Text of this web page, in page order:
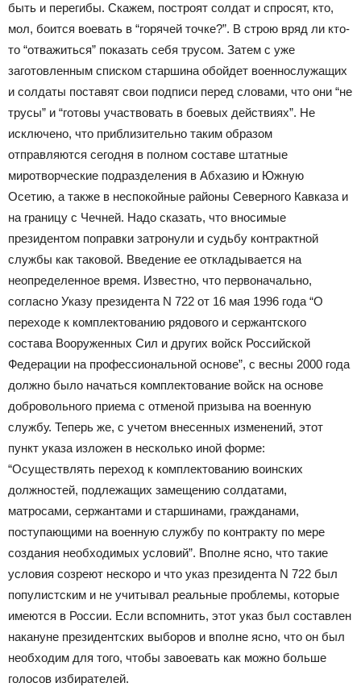
быть и перегибы. Скажем, построят солдат и спросят, кто,
мол, боится воевать в “горячей точке?”. В строю вряд ли кто-
то “отважиться” показать себя трусом. Затем с уже
заготовленным списком старшина обойдет военнослужащих
и солдаты поставят свои подписи перед словами, что они “не
трусы” и “готовы участвовать в боевых действиях”. Не
исключено, что приблизительно таким образом
отправляются сегодня в полном составе штатные
миротворческие подразделения в Абхазию и Южную
Осетию, а также в неспокойные районы Северного Кавказа и
на границу с Чечней. Надо сказать, что вносимые
президентом поправки затронули и судьбу контрактной
службы как таковой. Введение ее откладывается на
неопределенное время. Известно, что первоначально,
согласно Указу президента N 722 от 16 мая 1996 года “О
переходе к комплектованию рядового и сержантского
состава Вооруженных Сил и других войск Российской
Федерации на профессиональной основе”, с весны 2000 года
должно было начаться комплектование войск на основе
добровольного приема с отменой призыва на военную
службу. Теперь же, с учетом внесенных изменений, этот
пункт указа изложен в несколько иной форме:
“Осуществлять переход к комплектованию воинских
должностей, подлежащих замещению солдатами,
матросами, сержантами и старшинами, гражданами,
поступающими на военную службу по контракту по мере
создания необходимых условий”. Вполне ясно, что такие
условия созреют нескоро и что указ президента N 722 был
популистским и не учитывал реальные проблемы, которые
имеются в России. Если вспомнить, этот указ был составлен
накануне президентских выборов и вполне ясно, что он был
необходим для того, чтобы завоевать как можно больше
голосов избирателей.